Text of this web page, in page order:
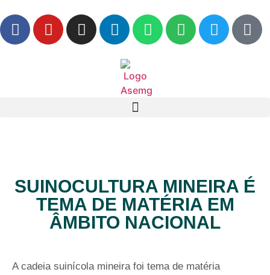
SUINOCULTURA MINEIRA É
TEMA DE MATÉRIA EM
ÂMBITO NACIONAL
A cadeia suinícola mineira foi tema de matéria